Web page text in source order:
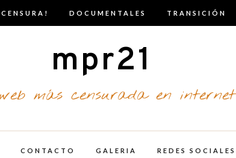
DOCUMENTALES TRANSICIÓN
mpr21
más censurada en internet
CONTACTO GALERIA REDES SOCIALES